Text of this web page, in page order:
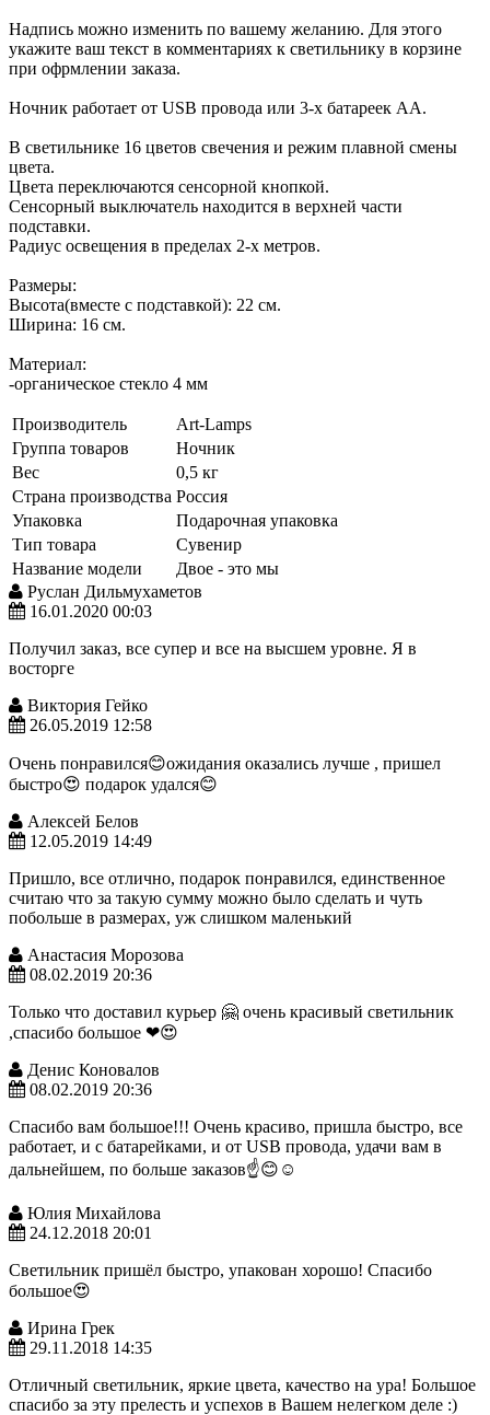
Надпись можно изменить по вашему желанию. Для этого
укажите ваш текст в комментариях к светильнику в корзине
при офрмлении заказа.
Ночник работает от USB провода или 3-х батареек АА.
В светильнике 16 цветов свечения и режим плавной смены
цвета.
Цвета переключаются сенсорной кнопкой.
Сенсорный выключатель находится в верхней части
подставки.
Радиус освещения в пределах 2-х метров.
Размеры:
Высота(вместе с подставкой): 22 см.
Ширина: 16 см.
Материал:
-органическое стекло 4 мм
Производитель
Art-Lamps
Группа товаров
Ночник
Вес
0,5 кг
Страна производства Россия
Упаковка
Подарочная упаковка
Тип товара
Сувенир
Название модели
Двое - это мы
Руслан Дильмухаметов
16.01.2020 00:03
Получил заказ, все супер и все на высшем уровне. Я в
восторге
Виктория Гейко
26.05.2019 12:58
Очень понравился😊ожидания оказались лучше , пришел
быстро😍 подарок удался😊
Алексей Белов
12.05.2019 14:49
Пришло, все отлично, подарок понравился, единственное
считаю что за такую сумму можно было сделать и чуть
побольше в размерах, уж слишком маленький
Анастасия Морозова
08.02.2019 20:36
Только что доставил курьер 🤗 очень красивый светильник
,спасибо большое ❤😍
Денис Коновалов
08.02.2019 20:36
Спасибо вам большое!!! Очень красиво, пришла быстро, все
работает, и с батарейками, и от USB провода, удачи вам в
дальнейшем, по больше заказов☝😊☺
Юлия Михайлова
24.12.2018 20:01
Светильник пришёл быстро, упакован хорошо! Спасибо
большое😍
Ирина Грек
29.11.2018 14:35
Отличный светильник, яркие цвета, качество на ура! Большое
спасибо за эту прелесть и успехов в Вашем нелегком деле :)